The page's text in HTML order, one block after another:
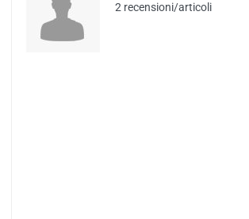
2 recensioni/articoli